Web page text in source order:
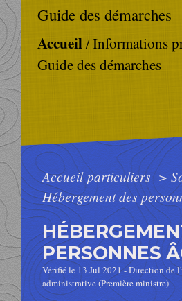
Guide des démarches
Accueil/Informations
Guide des démarches
Accueil particuliers>
Hébergement des
PERSONNES
Vérifié le 13 Jul 2021 - Direction de
administrative (Première ministre)